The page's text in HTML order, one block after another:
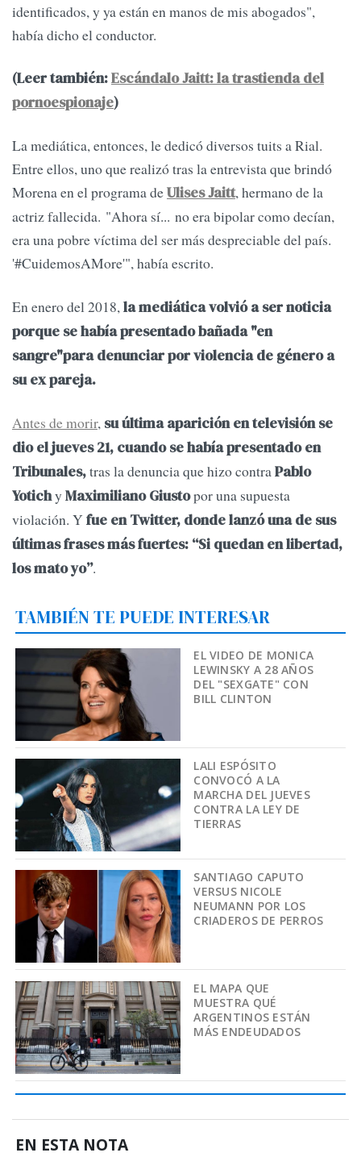
identificados, y ya están en manos de mis abogados",
había dicho el conductor.
(Leer también:Escándalo Jaitt: la trastienda del
pornoespionaje)
La mediática, entonces, le dedicó diversos tuits a Rial.
Entre ellos, uno que realizó tras la entrevista que brindó
Morena en el programa deUlises Jaitt, hermano de la
actriz fallecida. "Ahora sí... no era bipolar como decían,
era una pobre víctima del ser más despreciable del país.
'#CuidemosAMore'", había escrito.
En enero del 2018,la mediática volvió a ser noticia
porque se había presentado bañada "en
sangre"para denunciar por violencia de género a
su ex pareja.
Antes de morir, su última aparición en televisión se
dio el jueves 21, cuando se había presentado en
Tribunales,tras la denuncia que hizo contraPablo
Yotichy Maximiliano Giustopor una supuesta
violación. Yfue en Twitter, donde lanzó una de sus
últimas frases más fuertes: “Si quedan en libertad,
los mato yo”.
TAMBIÉN TE PUEDE INTERESAR
EL VIDEO DE MONICA
LEWINSKY A 28 AÑOS
DEL "SEXGATE" CON
BILL CLINTON
LALI ESPÓSITO
CONVOCÓ A LA
MARCHA DEL JUEVES
CONTRA LA LEY DE
TIERRAS
SANTIAGO CAPUTO
VERSUS NICOLE
NEUMANN POR LOS
CRIADEROS DE PERROS
EL MAPA QUE
MUESTRA QUÉ
ARGENTINOS ESTÁN
MÁS ENDEUDADOS
EN ESTA NOTA